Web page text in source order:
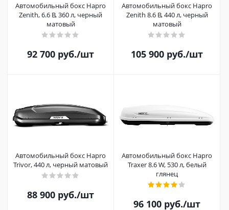
Автомобильный бокс Hapro
Zenith, 6.6 B, 360 л, черный
матовый
92 700 руб./шт
Автомобильный бокс Hapro
Zenith 8.6 B, 440 л, черный
матовый
105 900 руб./шт
Автомобильный бокс Hapro
Trivor, 440 л, черный матовый
88 900 руб./шт
Автомобильный бокс Hapro
Traxer 8.6 W, 530 л, белый
глянец
96 100 руб./шт